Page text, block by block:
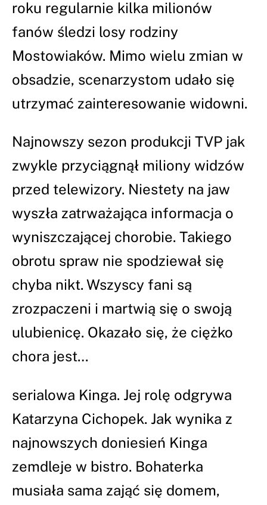
roku regularnie kilka milionów
fanów śledzi losy rodziny
Mostowiaków. Mimo wielu zmian w
obsadzie, scenarzystom udało się
utrzymać zainteresowanie widowni.
Najnowszy sezon produkcji TVP jak
zwykle przyciągnął miliony widzów
przed telewizory. Niestety na jaw
wyszła zatrważająca informacja o
wyniszczającej chorobie. Takiego
obrotu spraw nie spodziewał się
chyba nikt. Wszyscy fani są
zrozpaczeni i martwią się o swoją
ulubienicę. Okazało się, że ciężko
chora jest…
serialowa Kinga. Jej rolę odgrywa
Katarzyna Cichopek. Jak wynika z
najnowszych doniesień Kinga
zemdleje w bistro. Bohaterka
musiała sama zająć się domem,